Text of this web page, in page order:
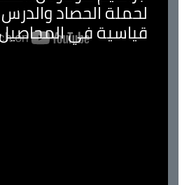
لحملة الحصاد والدرس
قياسية في المحاصيل